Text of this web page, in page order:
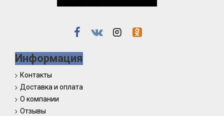
Информация
Контакты
Доставка и оплата
О компании
Отзывы